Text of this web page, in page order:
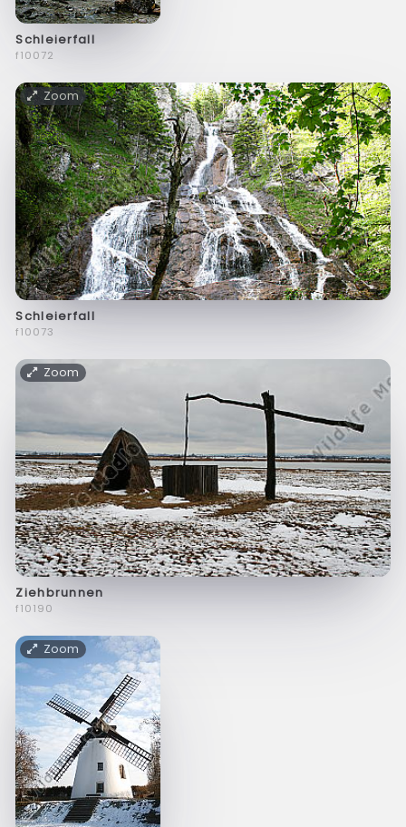
Schleierfall
f10072
Zoom
Schleierfall
f10073
Zoom
Ziehbrunnen
f10190
Zoom